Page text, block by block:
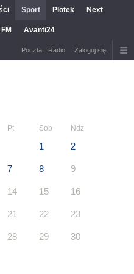
Sport Plotek Next
Avanti24
Poczta Radio Zaloguj się
Pt Sob Ndz
1 2
7 8 9
14 15 16
21 22 23
28 29 30